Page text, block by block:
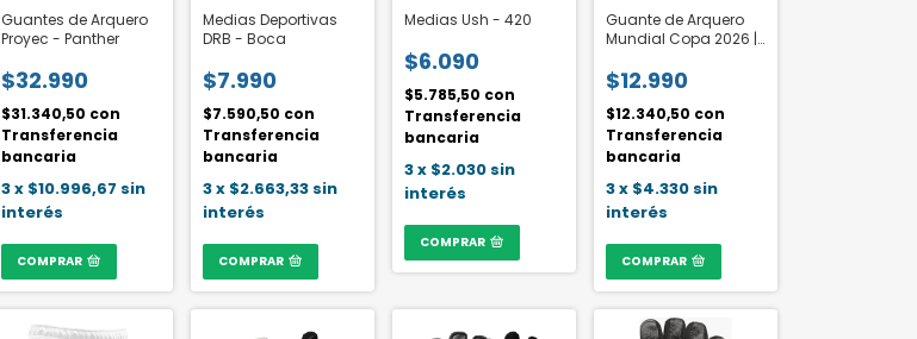
Guantes de Arquero
Proyec - Panther
$32.990
$31.340,50 con
Transferencia
bancaria
3x $10.996,67 sin
interés
COMPRAR
Medias Deportivas
DRB - Boca
$7.990
$7.590,50 con
Transferencia
bancaria
3x $2.663,33 sin
interés
COMPRAR
Medias Ush - 420
$6.090
$5.785,50 con
Transferencia
bancaria
3x $2.030 sin
interés
COMPRAR
Guante de Arquero
Mundial Copa 2026 |
$12.990
$12.340,50 con
Transferencia
bancaria
3x $4.330 sin
interés
COMPRAR